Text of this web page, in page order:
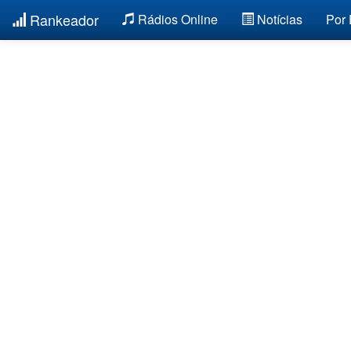
Rankeador Rádios Online Notícias Por